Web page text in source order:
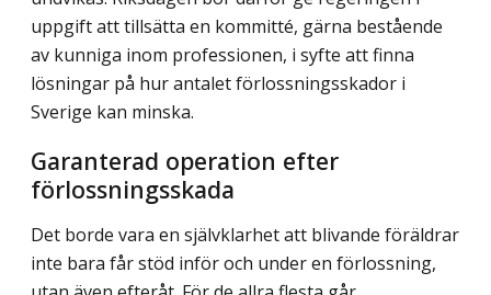
uppgift att tillsätta en kom­mitté, gärna bestående
av kunniga inom professionen, i syfte att finna
lösningar på hur antalet förlossningsskador i
Sverige kan minska.
Garanterad operation efter
förlossningsskada
Det borde vara en självklarhet att blivande föräldrar
inte bara får stöd inför och under en förlossning,